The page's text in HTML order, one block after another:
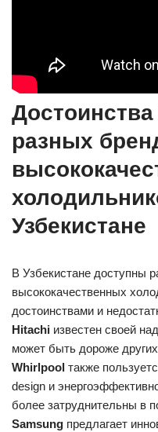
разных
Узбекистане
В Узбекистане доступны
высококачественных
достоинствами и
Hitachi известен своей
может быть дороже
Whirlpool также
design и
более затруднительны в
Samsung предлагает